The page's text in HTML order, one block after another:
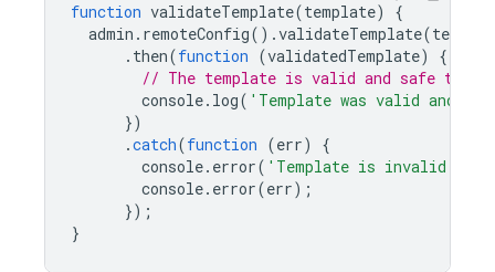
function validateTemplate(template)
{
admin . remoteConfig().validateTemplate(
. then(function (validatedTemplate)
{
// The template is valid and safe to
console. log( 'Template was valid and
})
.catch(function (err)
{
console. error( 'Template is invalid and
console. error(err);
});
}